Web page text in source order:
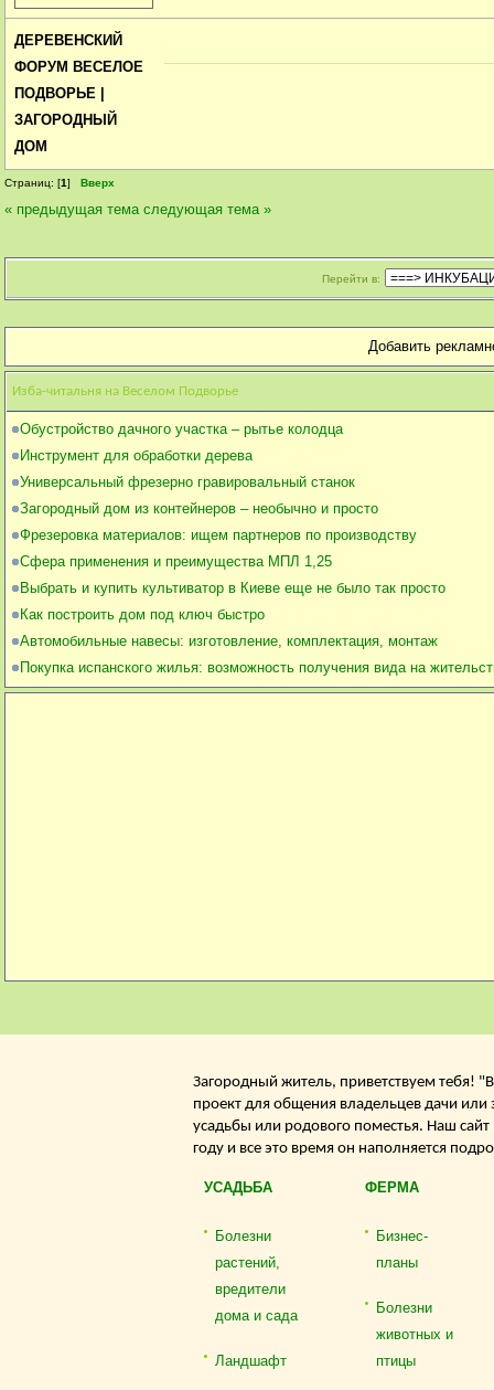
ДЕРЕВЕНСКИЙ
ФОРУМ ВЕСЕЛОЕ
ПОДВОРЬЕ |
ЗАГОРОДНЫЙ
ДОМ
Страниц: [1] Вверх
« предыдущая тема следующая тема »
Перейти в:
Добавить
Изба-читальня на Веселом Подворье
Обустройство дачного участка – рытье колодца
Инструмент для обработки дерева
Универсальный фрезерно гравировальный станок
Загородный дом из контейнеров – необычно и просто
Фрезеровка материалов: ищем партнеров по производству
Сфера применения и преимущества МПЛ 1,25
Выбрать и купить культиватор в Киеве еще не было так просто
Как построить дом под ключ быстро
Автомобильные навесы: изготовление, комплектация, монтаж
Покупка испанского жилья: возможность получения вида на
Загородный житель, приветствуем тебя!
проект для общения владельцев дачи или
усадьбы или родового поместья. Наш
году и все это время он наполняется
УСАДЬБА
Болезни
растений,
вредители
дома и сада
Ландшафт
ФЕРМА
Бизнес-
планы
Болезни
животных и
птицы